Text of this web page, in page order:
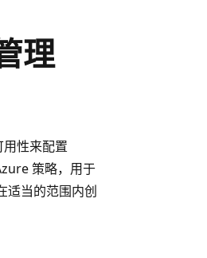
理
性来配置
策略，用于
适当的范围内创